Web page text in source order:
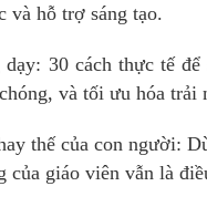
và hỗ trợ sáng tạo.
30 cách thực tế
và tối ưu hóa trải
thế của con người:
của giáo viên vẫn là